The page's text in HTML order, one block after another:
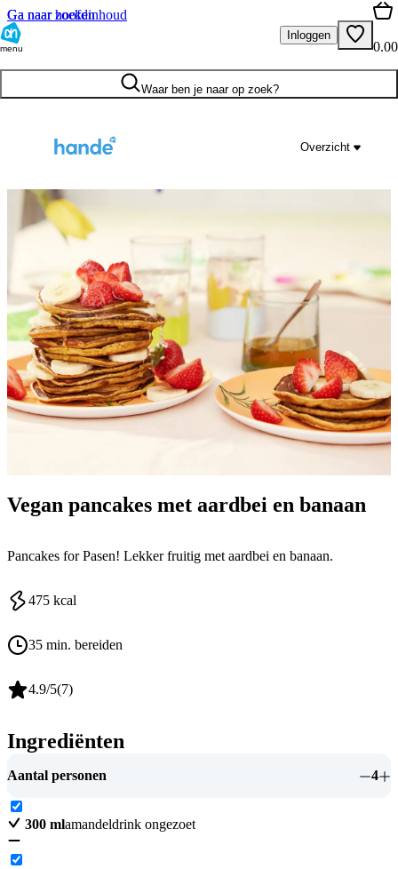
Ga naar hoofdinhoud
Ga naar zoeken
menu
Inloggen
0.00
Waar ben je naar op zoek?
Overzicht
Vegan pancakes met aardbei en banaan
Pancakes for Pasen! Lekker fruitig met aardbei en banaan.
475 kcal
35 min. bereiden
4.9/5(7)
Ingrediënten
Aantal personen 4
300 mlamandeldrink ongezoet